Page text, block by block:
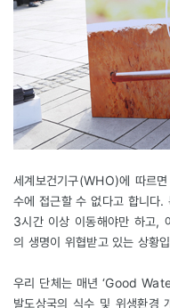
세계보건기구(WHO)에 따르
수에 접근할 수 없다고 합니다.
3시간 이상 이동해야만 하고,
의 생명이 위협받고 있는 상황
우리 단체는 매년 ‘Good
발도상국의 식수 및 위생환경